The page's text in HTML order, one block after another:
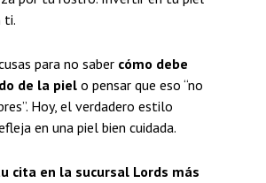
ti.
para no saber cómo debe
de la pielo pensar que eso “no
Hoy, el verdadero estilo
en una piel bien cuidada.
cita en la sucursal Lords más